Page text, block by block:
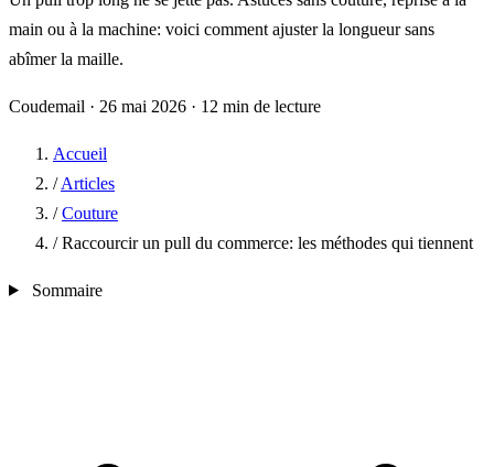
main ou à la machine: voici comment ajuster la longueur sans
abîmer la maille.
Coudemail · 26 mai 2026 · 12 min de lecture
Accueil
/ Articles
/ Couture
/ Raccourcir un pull du commerce: les méthodes qui tiennent
Sommaire